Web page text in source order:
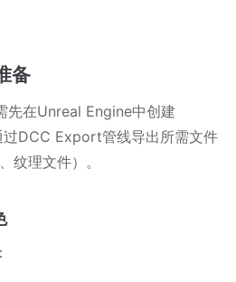
备
先在Unreal Engine中创建
DCC Export管线导出所需文件
纹理文件）。